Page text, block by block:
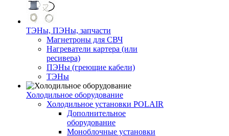
ТЭНы, ПЭНы, запчасти
Магнетроны для СВЧ
Нагреватели картера (или
ресивера)
ПЭНы (греющие кабели)
ТЭНы
Холодильное оборудование
Холодильное установки POLAIR
Дополнительное
оборудование
Моноблочные установки